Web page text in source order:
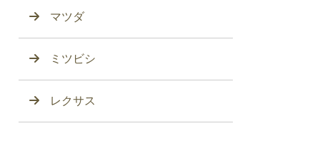
マツダ
ミツビシ
レクサス